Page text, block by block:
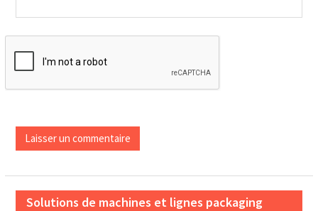
Solutions de machines et lignes packaging